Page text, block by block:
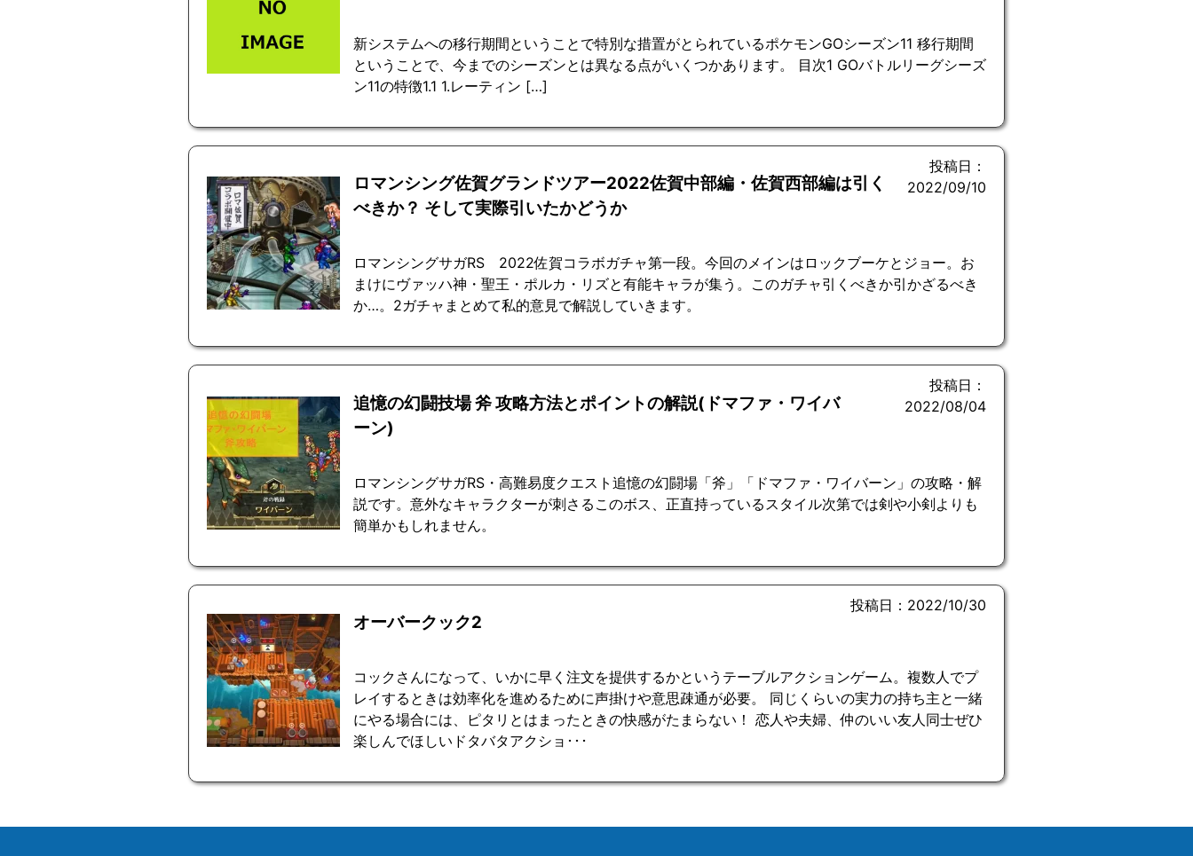
新システムへの移行期間ということで特別な措置がとられているポケモンGOシーズン11 移行期間
ということで、今までのシーズンとは異なる点がいくつかあります。 目次1 GOバトルリーグシーズ
ン11の特徴1.1 1.レーティン […]
ロマンシング佐賀グランドツアー2022佐賀中部編・佐賀西部編は引く
べきか？ そして実際引いたかどうか
投稿日：
2022/09/10
ロマンシングサガRS 2022佐賀コラボガチャ第一段。今回のメインはロックブーケとジョー。お
まけにヴァッハ神・聖王・ポルカ・リズと有能キャラが集う。このガチャ引くべきか引かざるべき
か…。2ガチャまとめて私的意見で解説していきます。
追憶の幻闘技場 斧 攻略方法とポイントの解説(ドマファ・ワイバ
ーン)
投稿日：
2022/08/04
ロマンシングサガRS・高難易度クエスト追憶の幻闘場「斧」「ドマファ・ワイバーン」の攻略・解
説です。意外なキャラクターが刺さるこのボス、正直持っているスタイル次第では剣や小剣よりも
簡単かもしれません。
オーバークック2
投稿日：2022/10/30
コックさんになって、いかに早く注文を提供するかというテーブルアクションゲーム。複数人でプ
レイするときは効率化を進めるために声掛けや意思疎通が必要。 同じくらいの実力の持ち主と一緒
にやる場合には、ピタリとはまったときの快感がたまらない！ 恋人や夫婦、仲のいい友人同士ぜひ
楽しんでほしいドタバタアクショ･･･